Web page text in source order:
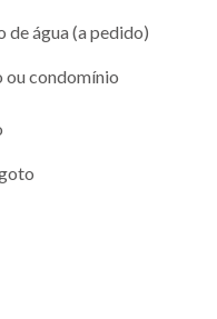
de água (a pedido)
condomínio